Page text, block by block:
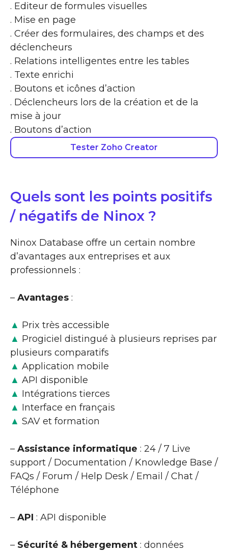
. Editeur de formules visuelles
. Mise en page
. Créer des formulaires, des champs et des
déclencheurs
. Relations intelligentes entre les tables
. Texte enrichi
. Boutons et icônes d’action
. Déclencheurs lors de la création et de la
mise à jour
. Boutons d’action
Tester Zoho Creator
Quels sont les points positifs
/ négatifs de Ninox ?
Ninox Database offre un certain nombre
d’avantages aux entreprises et aux
professionnels :
– Avantages :
▲ Prix très accessible
▲ Progiciel distingué à plusieurs reprises par
plusieurs comparatifs
▲ Application mobile
▲ API disponible
▲ Intégrations tierces
▲ Interface en français
▲ SAV et formation
– Assistance informatique : 24 / 7 Live
support / Documentation / Knowledge Base /
FAQs / Forum / Help Desk / Email / Chat /
Téléphone
– API : API disponible
– Sécurité & hébergement : données